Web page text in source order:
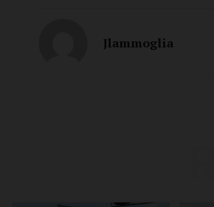
Jlammoglia